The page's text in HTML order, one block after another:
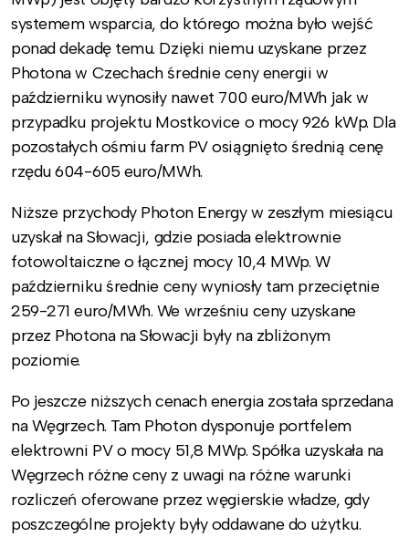
systemem wsparcia, do którego można było wejść
ponad dekadę temu. Dzięki niemu uzyskane przez
Photona w Czechach średnie ceny energii w
październiku wynosiły nawet 700 euro/MWh jak w
przypadku projektu Mostkovice o mocy 926 kWp. Dla
pozostałych ośmiu farm PV osiągnięto średnią cenę
rzędu 604-605 euro/MWh.
Niższe przychody Photon Energy w zeszłym miesiącu
uzyskał na Słowacji, gdzie posiada elektrownie
fotowoltaiczne o łącznej mocy 10,4 MWp. W
październiku średnie ceny wyniosły tam przeciętnie
259-271 euro/MWh. We wrześniu ceny uzyskane
przez Photona na Słowacji były na zbliżonym
poziomie.
Po jeszcze niższych cenach energia została sprzedana
na Węgrzech. Tam Photon dysponuje portfelem
elektrowni PV o mocy 51,8 MWp. Spółka uzyskała na
Węgrzech różne ceny z uwagi na różne warunki
rozliczeń oferowane przez węgierskie władze, gdy
poszczególne projekty były oddawane do użytku.